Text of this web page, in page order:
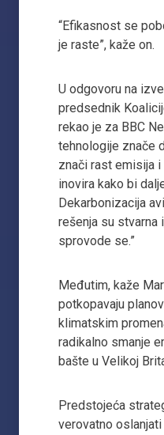
“Efikasnost se
je raste”, kaže on.
U odgovoru na
predsednik
rekao je za BBC
tehnologije znače
znači rast emisija
inovira kako bi
Dekarbonizacija
rešenja su stvarna
sprovode se.”
Međutim, kaže
potkopavaju
klimatskim
radikalno smanje
bašte u Velikoj
Predstojeća
verovatno oslanjati